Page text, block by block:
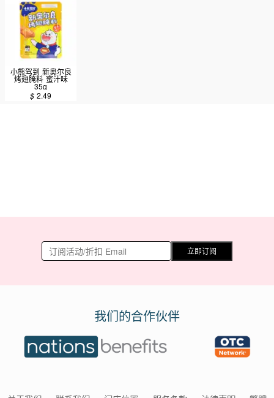
小熊驾到 新奥尔良
烤翅腌料 蜜汁味
35g
$2.49
立即订阅
我们的合作伙伴